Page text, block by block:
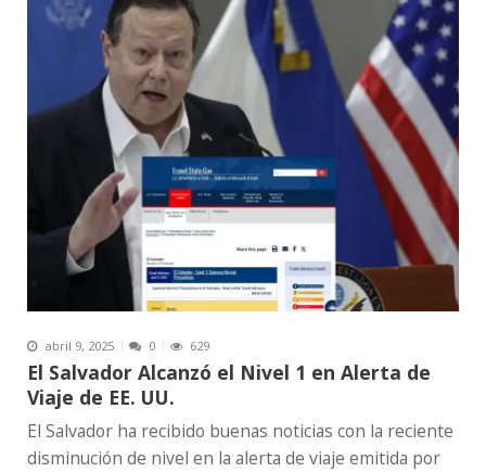
abril 9, 2025 0 629
El Salvador Alcanzó el Nivel 1 en Alerta de
Viaje de EE. UU.
El Salvador ha recibido buenas noticias con la reciente
disminución de nivel en la alerta de viaje emitida por